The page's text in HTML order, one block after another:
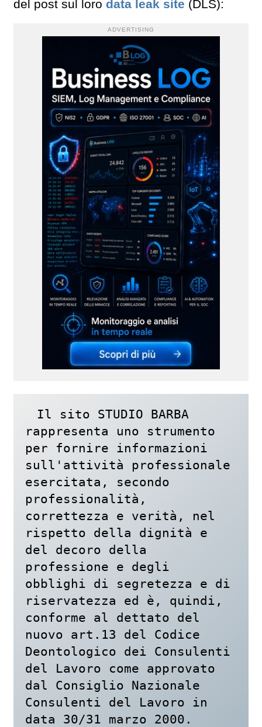
del post sul loro data leak site (DLS):
ADVERTISING
Il sito STUDIO BARBA
rappresenta uno strumento
per fornire informazioni
sull'attività professionale
esercitata, secondo
professionalità,
correttezza e verità, nel
rispetto della dignità e
del decoro della
professione e degli
obblighi di segretezza e di
riservatezza ed è, quindi,
conforme al dettato del
nuovo art.13 del Codice
Deontologico dei Consulenti
del Lavoro come approvato
dal Consiglio Nazionale
Consulenti del Lavoro in
data 30/31 marzo 2000.